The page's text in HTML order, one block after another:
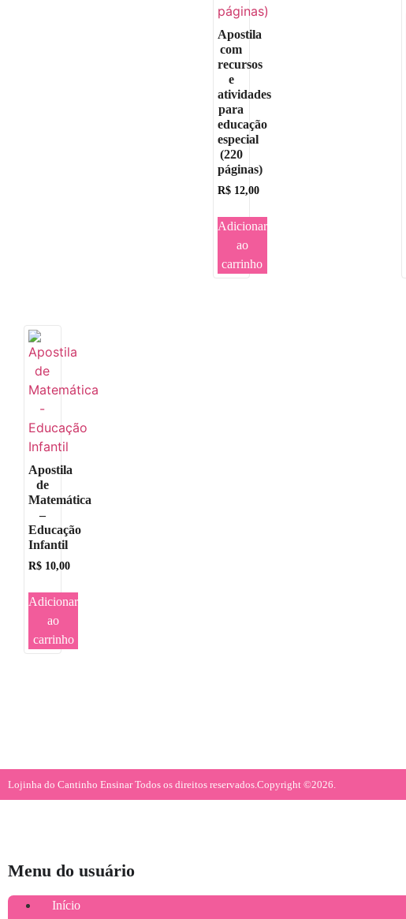
Apostila
com
recursos
e
atividades
para
educação
especial
(220
páginas)
R$12,00
Adicionar
ao
carrinho
Apostila
de
Matemática
–
Educação
Infantil
R$ 10,00
Adicionar
ao
carrinho
Lojinha do Cantinho Ensinar Todos os direitos reservados.Copyright ©2026.
Menu do usuário
Início